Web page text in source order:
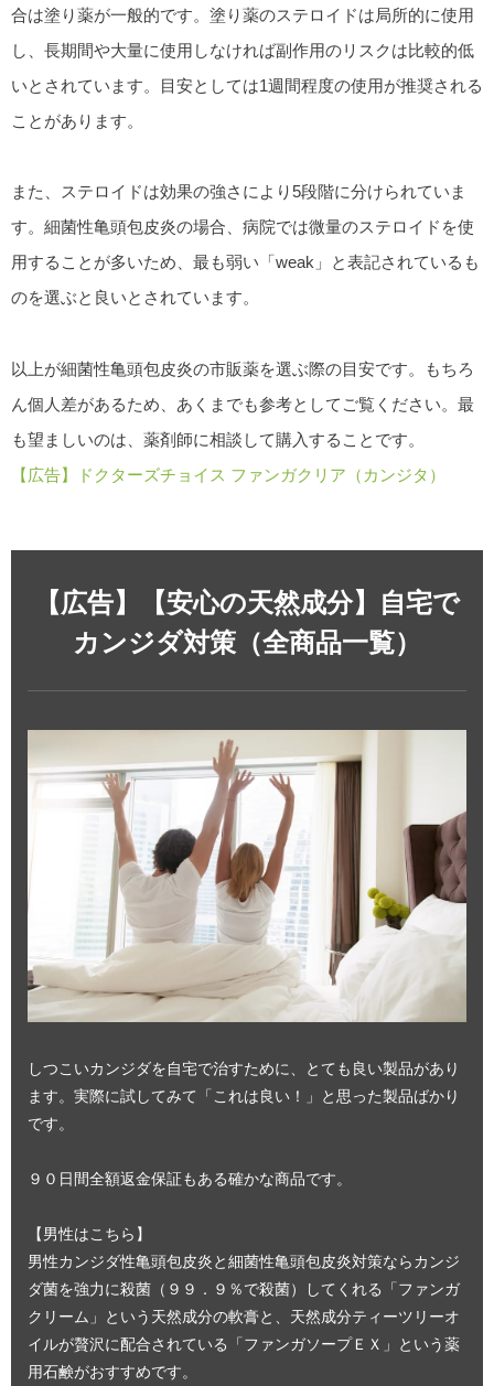
合は塗り薬が一般的です。塗り薬のステロイドは局所的に使用
し、長期間や大量に使用しなければ副作用のリスクは比較的低
いとされています。目安としては1週間程度の使用が推奨される
ことがあります。
また、ステロイドは効果の強さにより5段階に分けられていま
す。細菌性亀頭包皮炎の場合、病院では微量のステロイドを使
用することが多いため、最も弱い「weak」と表記されているも
のを選ぶと良いとされています。
以上が細菌性亀頭包皮炎の市販薬を選ぶ際の目安です。もちろ
ん個人差があるため、あくまでも参考としてご覧ください。最
も望ましいのは、薬剤師に相談して購入することです。
【広告】ドクターズチョイス ファンガクリア（カンジタ）
【広告】【安心の天然成分】自宅で
カンジダ対策（全商品一覧）
しつこいカンジダを自宅で治すために、とても良い製品があり
ます。実際に試してみて「これは良い！」と思った製品ばかり
です。
９０日間全額返金保証もある確かな商品です。
【男性はこちら】
男性カンジダ性亀頭包皮炎と細菌性亀頭包皮炎対策ならカンジ
ダ菌を強力に殺菌（９９．９％で殺菌）してくれる「ファンガ
クリーム」という天然成分の軟膏と、天然成分ティーツリーオ
イルが贅沢に配合されている「ファンガソープＥＸ」という薬
用石鹸がおすすめです。